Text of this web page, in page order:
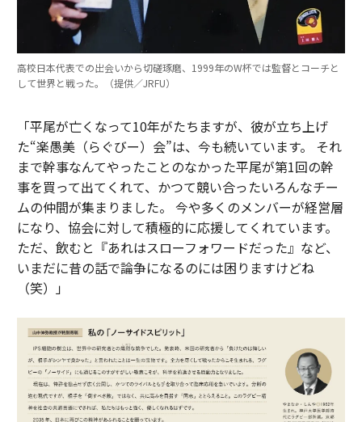
高校日本代表での出会いから切磋琢磨、1999年のW杯では監督とコーチと
して世界と戦った。（提供／JRFU）
「平尾が亡くなって10年がたちますが、彼が立ち上げ
た“楽愚美（らぐびー）会”は、今も続いています。 それ
まで幹事なんてやったことのなかった平尾が第1回の幹
事を買って出てくれて、かつて競い合ったいろんなチー
ムの仲間が集まりました。 今や多くのメンバーが経営層
になり、協会に対して積極的に応援してくれています。
ただ、飲むと『あれはスローフォワードだった』など、
いまだに昔の話で論争になるのには困りますけどね
（笑）」